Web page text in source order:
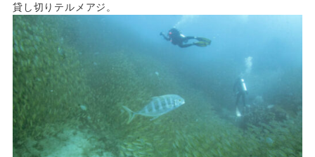
貸し切りテルメアジ。